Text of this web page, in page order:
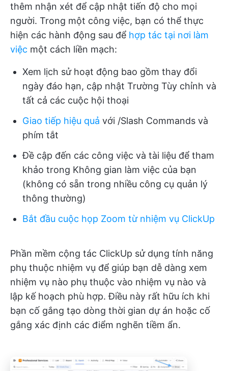
thêm nhận xét để cập nhật tiến độ cho mọi
người. Trong một công việc, bạn có thể thực
hiện các hành động sau để hợp tác tại nơi làm
việc một cách liền mạch:
Xem lịch sử hoạt động bao gồm thay đổi
ngày đáo hạn, cập nhật Trường Tùy chỉnh và
tất cả các cuộc hội thoại
Giao tiếp hiệu quả với /Slash Commands và
phím tắt
Đề cập đến các công việc và tài liệu để tham
khảo trong Không gian làm việc của bạn
(không có sẵn trong nhiều công cụ quản lý
thông thường)
Bắt đầu cuộc họp Zoom từ nhiệm vụ ClickUp
Phần mềm cộng tác ClickUp sử dụng tính năng
phụ thuộc nhiệm vụ để giúp bạn dễ dàng xem
nhiệm vụ nào phụ thuộc vào nhiệm vụ nào và
lập kế hoạch phù hợp. Điều này rất hữu ích khi
bạn cố gắng tạo dòng thời gian dự án hoặc cố
gắng xác định các điểm nghẽn tiềm ẩn.